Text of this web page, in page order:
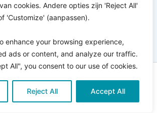
cookies. Andere opties zijn 'Reject All'
'Customize' (aanpassen).
enhance your browsing experience,
ads or content, and analyze our traffic.
All", you consent to our use of cookies.
Reject All Accept All
Pro Bono Connect | in samenwerking
metKitewebsites